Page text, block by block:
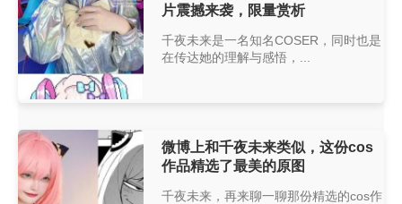
片震撼来袭，限量赏析
千夜未来是一名知名COSER，同时也是
在传达她的理解与感悟，...
微博上和千夜未来类似，这份cos
作品精选了最美的原图
千夜未来，再来聊一聊那份精选的cos作